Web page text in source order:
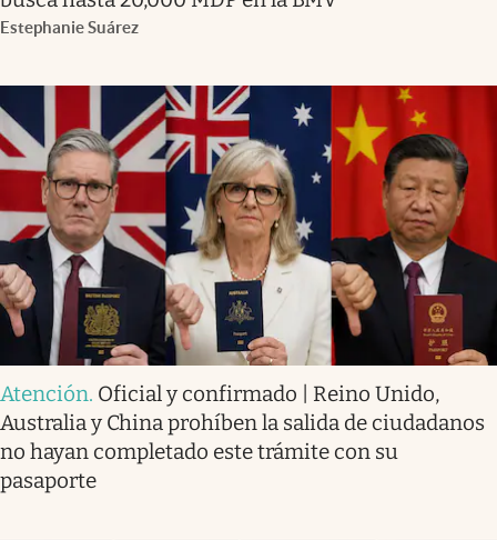
Estephanie Suárez
Atención. Oficial y confirmado | Reino Unido,
Australia y China prohíben la salida de ciudadanos
no hayan completado este trámite con su
pasaporte